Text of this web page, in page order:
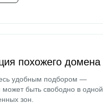
похожего домена
удобным подбором —
быть свободно в одной
зон.